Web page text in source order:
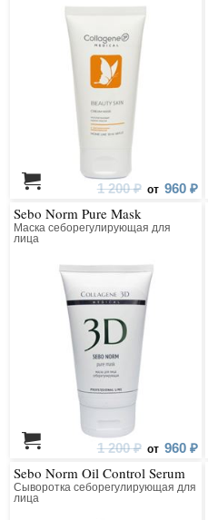
1 200 ₽ от 960 ₽
Sebo Norm Pure Mask
Маска себорегулирующая для
лица
1 200 ₽ от 960 ₽
Sebo Norm Oil Control Serum
Сыворотка себорегулирующая для
лица